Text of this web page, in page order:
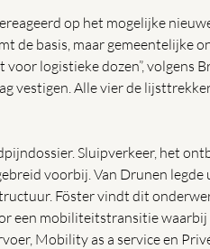
op het mogelijke
de basis, maar gemeentelijke
voor logistieke dozen”, volgens
vestigen. Alle vier de
Sluipverkeer, het
voorbij. Van Drunen
Föster vindt dit
een mobiliteitstransitie
Mobility as a service en